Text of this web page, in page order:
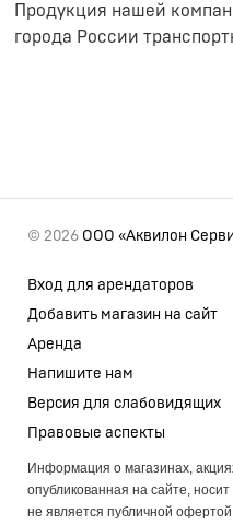
Продукция нашей
города России
© 2026 ООО «Аквилон
Вход для арендаторов
Добавить магазин на сайт
Аренда
Напишите нам
Версия для слабовидящих
Правовые аспекты
Информация о магазинах,
опубликованная на сайте,
не является публичной